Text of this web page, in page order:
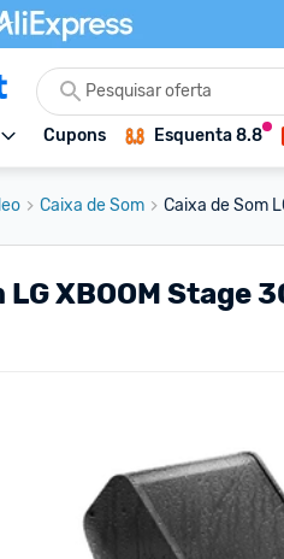
Cupons Esquenta 8.8
Caixa de Som Caixa de Som
LG XBOOM